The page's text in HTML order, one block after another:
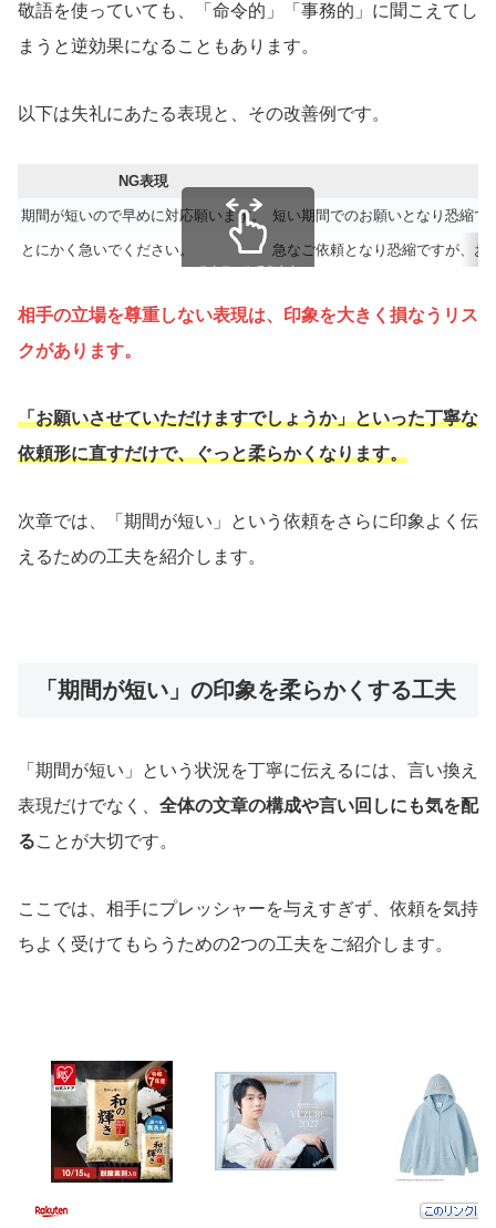
敬語を使っていても、「命令的」「事務的」に聞こえてし
まうと逆効果になることもあります。
以下は失礼にあたる表現と、その改善例です。
NG表現
期間が短いので早めに対応願います。 短い期間でのお願いとなり恐縮で
とにかく急いでください。 急なご依頼となり恐縮ですが、
スクロールできます
相手の立場を尊重しない表現は、印象を大きく損なうリス
クがあります。
「お願いさせていただけますでしょうか」といった丁寧な
依頼形に直すだけで、ぐっと柔らかくなります。
次章では、「期間が短い」という依頼をさらに印象よく伝
えるための工夫を紹介します。
「期間が短い」の印象を柔らかくする工夫
「期間が短い」という状況を丁寧に伝えるには、言い換え
表現だけでなく、 全体の文章の構成や言い回しにも気を配
ることが大切です。
ここでは、相手にプレッシャーを与えすぎず、依頼を気持
ちよく受けてもらうための2つの工夫をご紹介します。